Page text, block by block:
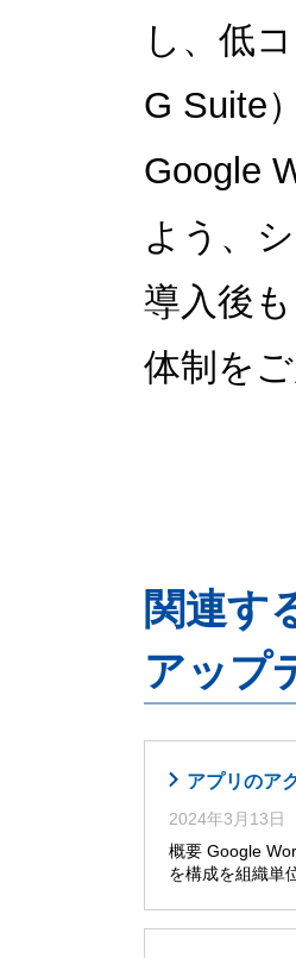
し、低
G Suite
Google
よう、
導入後
体制を
関連す
アップ
アプリのア
2024年3月13日
概要 Google
を構成を組織単